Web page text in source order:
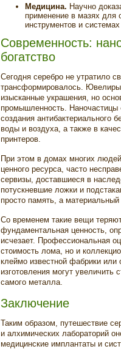
Медицина. Научно
применение в мазях для
инструментов и
Современность:
богатство
Сегодня серебро не утратило
трансформировалось.
изысканные украшения, но
промышленность. Наночастицы
создания антибактериального
воды и воздуха, а также в
принтеров.
При этом в домах многих
ценного ресурса, часто
сервизы, доставшиеся в
потускневшие ложки и
просто память, а материальный
Со временем такие вещи
фундаментальная ценность,
исчезает. Профессиональная
стоимость лома, но и
клеймо известной фабрики или
изготовления могут увеличить
самого металла.
Заключение
Таким образом, путешествие
и алхимических лабораторий
медицинские имплантаты и